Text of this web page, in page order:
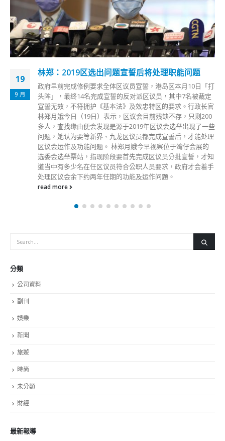
19
9 月
林郑：2019区选出问题宣誓后将处理职能问题
政府早前完成修例要求全体区议员宣誓，港岛区本月10日「打
头阵」，最终14名完成宣誓的反对派区议员，其中7名被裁定
宣誓无效，不符拥护《基本法》及效忠特区的要求。行政长官
林郑月娥今日（19日）表示，区议会目前残缺不存，只剩200
多人，查找缘由便会发现是源于2019年区议会选举出现了一些
问题，她认为要等新界、九龙区议员都完成宣誓后，才能处理
区议会运作及功能问题。 林郑月娥今早视察位于湾仔会展的
选委会选举票站，指现阶段要首先完成区议员分批宣誓，才知
道当中有多少名在任区议员符合公职人员要求，政府才会着手
处理区议会余下约两年任期的功能及运作问题。
read more
分類
公司資料
副刊
娛樂
新聞
旅遊
時尚
未分類
財經
最新報導